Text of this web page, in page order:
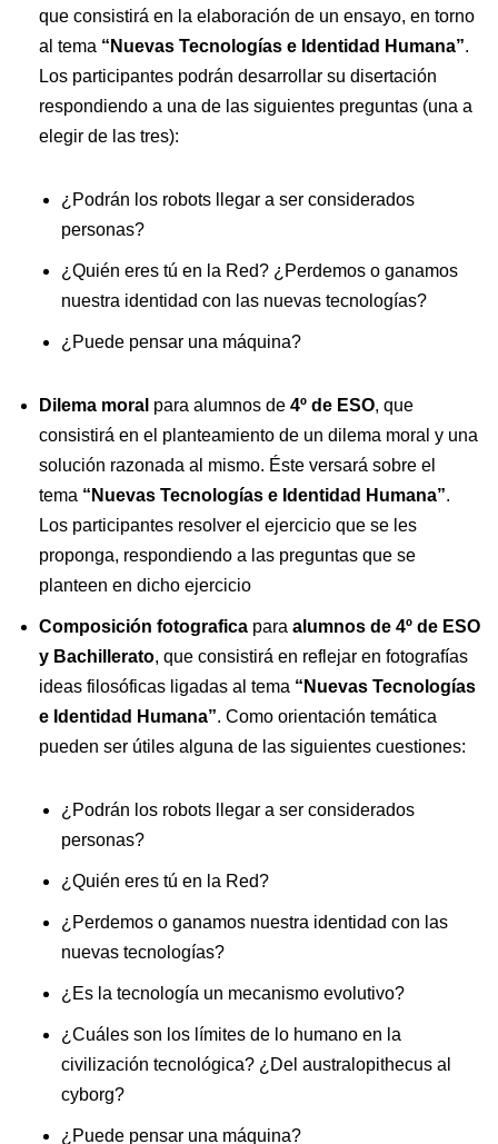
que consistirá en la elaboración de un ensayo, en torno
al tema “Nuevas Tecnologías e Identidad Humana”.
Los participantes podrán desarrollar su disertación
respondiendo a una de las siguientes preguntas (una a
elegir de las tres):
¿Podrán los robots llegar a ser considerados
personas?
¿Quién eres tú en la Red? ¿Perdemos o ganamos
nuestra identidad con las nuevas tecnologías?
¿Puede pensar una máquina?
Dilema moral para alumnos de 4º de ESO, que
consistirá en el planteamiento de un dilema moral y una
solución razonada al mismo. Éste versará sobre el
tema “Nuevas Tecnologías e Identidad Humana”.
Los participantes resolver el ejercicio que se les
proponga, respondiendo a las preguntas que se
planteen en dicho ejercicio
Composición fotografica para alumnos de 4º de ESO
y Bachillerato, que consistirá en reflejar en fotografías
ideas filosóficas ligadas al tema “Nuevas Tecnologías
e Identidad Humana”. Como orientación temática
pueden ser útiles alguna de las siguientes cuestiones:
¿Podrán los robots llegar a ser considerados
personas?
¿Quién eres tú en la Red?
¿Perdemos o ganamos nuestra identidad con las
nuevas tecnologías?
¿Es la tecnología un mecanismo evolutivo?
¿Cuáles son los límites de lo humano en la
civilización tecnológica? ¿Del australopithecus al
cyborg?
¿Puede pensar una máquina?